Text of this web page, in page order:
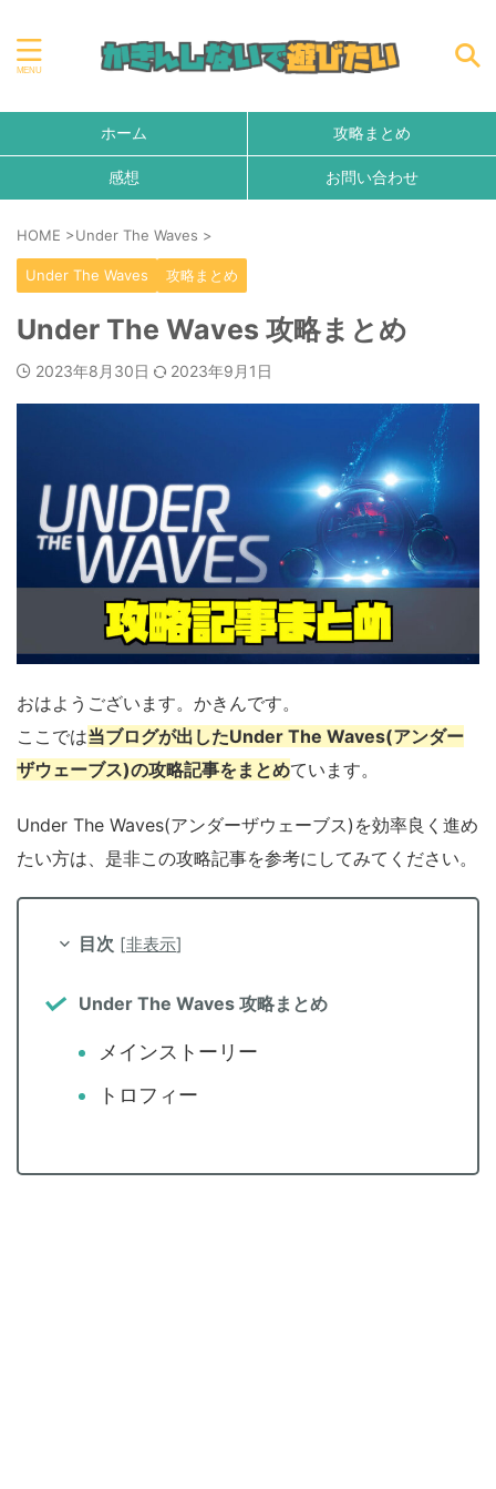
ホーム 攻略まとめ
感想 お問い合わせ
HOME >Under The Waves >
Under The Waves 攻略まとめ
Under The Waves 攻略まとめ
2023年8月30日 2023年9月1日
おはようございます。かきんです。
ここでは当ブログが出したUnder The Waves(アンダー
ザウェーブス)の攻略記事をまとめています。
Under The Waves(アンダーザウェーブス)を効率良く進め
たい方は、是非この攻略記事を参考にしてみてください。
目次 [非表示]
Under The Waves 攻略まとめ
メインストーリー
トロフィー